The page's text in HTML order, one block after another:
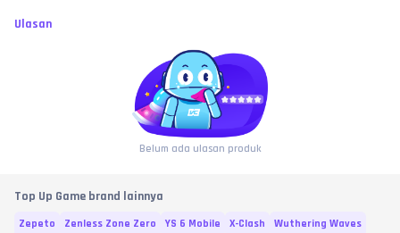
Ulasan
Belum ada ulasan produk
Top Up Game brand lainnya
Zepeto Zenless Zone Zero YS 6 Mobile X-Clash
Wuthering Waves